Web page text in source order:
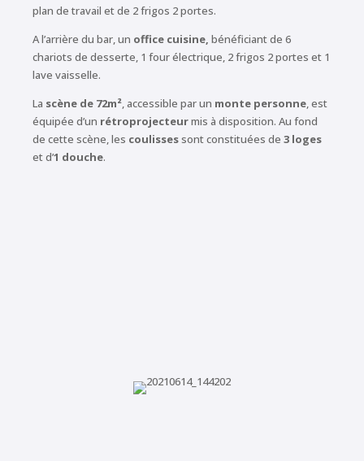
plan de travail et de 2 frigos 2 portes.
A l’arrière du bar, un office cuisine, bénéficiant de 6
chariots de desserte, 1 four électrique, 2 frigos 2 portes et 1
lave vaisselle.
La scène de 72m², accessible par un monte personne, est
équipée d’un rétroprojecteurmis à disposition. Au fond
de cette scène, les coulissessont constituées de 3 loges
et d’1 douche.